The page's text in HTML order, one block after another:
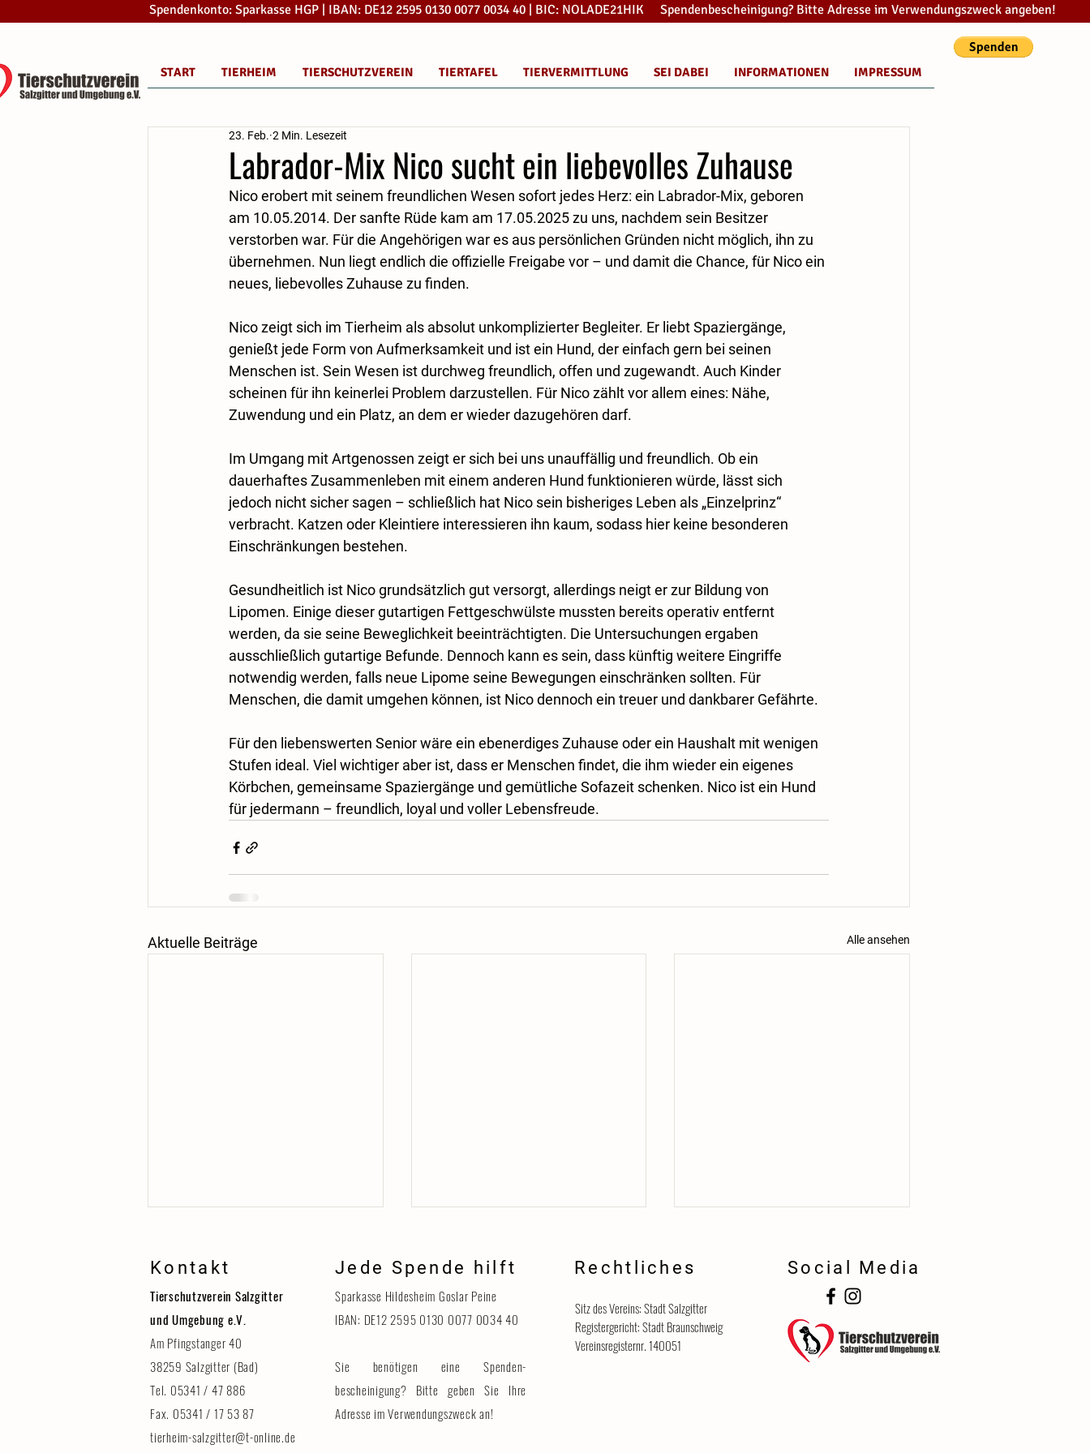
Spendenkonto: Sparkasse HGP | IBAN: DE12 2595 0130 0077 0034 40 | BIC: NOLADE21HIK Spendenbescheinigung? Bitte Adresse im Verwendungszweck angeben!
START TIERHEIM TIERSCHUTZVEREIN TIERTAFEL TIERVERMITTLUNG SEI DABEI INFORMATIONEN IMPRESSUM
Labrador-Mix Nico sucht ein liebevolles Zuhause
23. Feb. 2 Min. Lesezeit
Nico erobert mit seinem freundlichen Wesen sofort jedes Herz: ein Labrador-Mix, geboren
am 10.05.2014. Der sanfte Rüde kam am 17.05.2025 zu uns, nachdem sein Besitzer
verstorben war. Für die Angehörigen war es aus persönlichen Gründen nicht möglich, ihn zu
übernehmen. Nun liegt endlich die offizielle Freigabe vor – und damit die Chance, für Nico ein
neues, liebevolles Zuhause zu finden.
Nico zeigt sich im Tierheim als absolut unkomplizierter Begleiter. Er liebt Spaziergänge,
genießt jede Form von Aufmerksamkeit und ist ein Hund, der einfach gern bei seinen
Menschen ist. Sein Wesen ist durchweg freundlich, offen und zugewandt. Auch Kinder
scheinen für ihn keinerlei Problem darzustellen. Für Nico zählt vor allem eines: Nähe,
Zuwendung und ein Platz, an dem er wieder dazugehören darf.
Im Umgang mit Artgenossen zeigt er sich bei uns unauffällig und freundlich. Ob ein
dauerhaftes Zusammenleben mit einem anderen Hund funktionieren würde, lässt sich
jedoch nicht sicher sagen – schließlich hat Nico sein bisheriges Leben als „Einzelprinz“
verbracht. Katzen oder Kleintiere interessieren ihn kaum, sodass hier keine besonderen
Einschränkungen bestehen.
Gesundheitlich ist Nico grundsätzlich gut versorgt, allerdings neigt er zur Bildung von
Lipomen. Einige dieser gutartigen Fettgeschwülste mussten bereits operativ entfernt
werden, da sie seine Beweglichkeit beeinträchtigten. Die Untersuchungen ergaben
ausschließlich gutartige Befunde. Dennoch kann es sein, dass künftig weitere Eingriffe
notwendig werden, falls neue Lipome seine Bewegungen einschränken sollten. Für
Menschen, die damit umgehen können, ist Nico dennoch ein treuer und dankbarer Gefährte.
Für den liebenswerten Senior wäre ein ebenerdiges Zuhause oder ein Haushalt mit wenigen
Stufen ideal. Viel wichtiger aber ist, dass er Menschen findet, die ihm wieder ein eigenes
Körbchen, gemeinsame Spaziergänge und gemütliche Sofazeit schenken. Nico ist ein Hund
für jedermann – freundlich, loyal und voller Lebensfreude.
Aktuelle Beiträge Alle ansehen
Erinnerung: Tag der Tiere am 8.
August
Katzenhaus vorübergehend für
Besucher geschlossen
Kontakt
Tierschutzverein Salzgitter
und Umgebung e.V.
Am Pfingstanger 40
38259 Salzgitter (Bad)
Tel. 05341 / 47 886
Fax. 05341 / 17 53 87
tierheim-salzgitter@t-online.de
Jede Spende hilft
Sparkasse Hildesheim Goslar Peine
IBAN: DE12 2595 0130 0077 0034 40
Sie benötigen eine Spenden-
bescheinigung? Bitte geben Sie Ihre
Adresse im Verwendungszweck an!
Rechtliches
Sitz des Vereins: Stadt Salzgitter
Registergericht: Stadt Braunschweig
Vereinsregisternr. 140051
Social Media